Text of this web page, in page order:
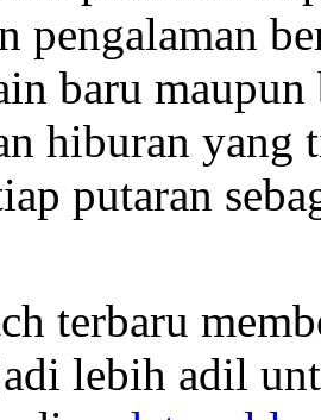
pengalaman
baru
hiburan yang
putaran
terbaru
lebih adil